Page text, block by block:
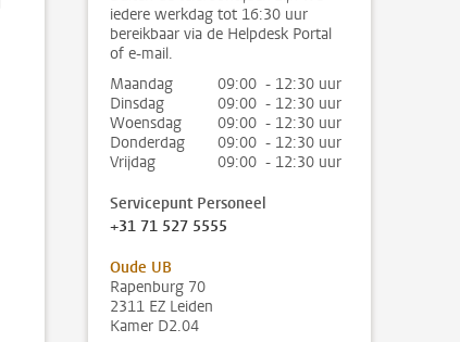
iedere werkdag tot 16:30 uur
bereikbaar via de Helpdesk Portal
of e-mail.
Maandag
09:00 - 12:30 uur
Dinsdag
09:00 - 12:30 uur
Woensdag
09:00 - 12:30 uur
Donderdag
09:00 - 12:30 uur
Vrijdag
09:00 - 12:30 uur
Servicepunt Personeel
+31 71 527 5555
Oude UB
Rapenburg 70
2311 EZ Leiden
Kamer D2.04